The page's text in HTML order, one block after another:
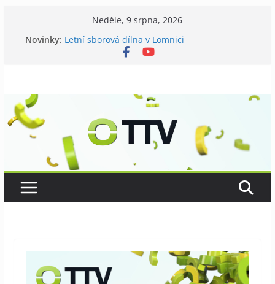
Neděle, 9 srpna, 2026
Novinky: Letní sborová dílna v Lomnici
Chovatelé si připomněli 120 let své existence